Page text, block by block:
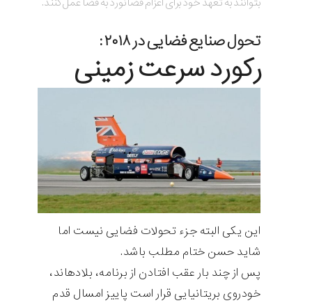
تحول صنایع فضایی در ۲۰۱۸ :
رکورد سرعت زمینی
این یکی البته جزء تحولات فضایی نیست اما
شاید حسن ختام مطلب باشد.
پس از چند بار عقب افتادن از برنامه، بلادهاند،
خودروی بریتانیایی قرار است پاییز امسال قدم